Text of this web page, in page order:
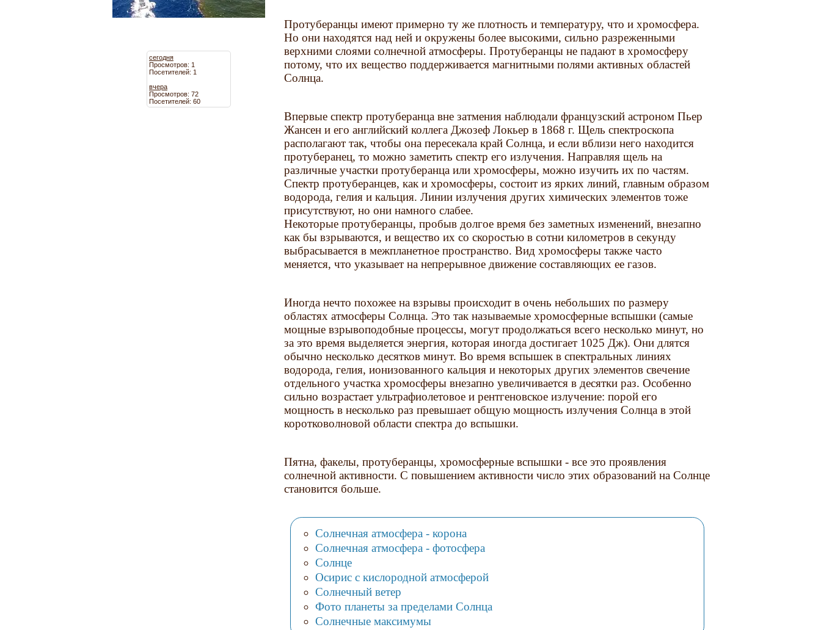
сегодня
Просмотров: 1
Посетителей: 1
вчера
Просмотров: 72
Посетителей: 60
Протуберанцы имеют примерно ту же плотность и температуру, что и хромосфера.
Но они находятся над ней и окружены более высокими, сильно разреженными
верхними слоями солнечной атмосферы. Протуберанцы не падают в хромосферу
потому, что их вещество поддерживается магнитными полями активных областей
Солнца.
Впервые спектр протуберанца вне затмения наблюдали французский астроном Пьер
Жансен и его английский коллега Джозеф Локьер в 1868 г. Щель спектроскопа
располагают так, чтобы она пересекала край Солнца, и если вблизи него находится
протуберанец, то можно заметить спектр его излучения. Направляя щель на
различные участки протуберанца или хромосферы, можно изучить их по частям.
Спектр протуберанцев, как и хромосферы, состоит из ярких линий, главным образом
водорода, гелия и кальция. Линии излучения других химических элементов тоже
присутствуют, но они намного слабее.
Некоторые протуберанцы, пробыв долгое время без заметных изменений, внезапно
как бы взрываются, и вещество их со скоростью в сотни километров в секунду
выбрасывается в межпланетное пространство. Вид хромосферы также часто
меняется, что указывает на непрерывное движение составляющих ее газов.
Иногда нечто похожее на взрывы происходит в очень небольших по размеру
областях атмосферы Солнца. Это так называемые хромосферные вспышки (самые
мощные взрывоподобные процессы, могут продолжаться всего несколько минут, но
за это время выделяется энергия, которая иногда достигает 1025 Дж). Они длятся
обычно несколько десятков минут. Во время вспышек в спектральных линиях
водорода, гелия, ионизованного кальция и некоторых других элементов свечение
отдельного участка хромосферы внезапно увеличивается в десятки раз. Особенно
сильно возрастает ультрафиолетовое и рентгеновское излучение: порой его
мощность в несколько раз превышает общую мощность излучения Солнца в этой
коротковолновой области спектра до вспышки.
Пятна, факелы, протуберанцы, хромосферные вспышки - все это проявления
солнечной активности. С повышением активности число этих образований на Солнце
становится больше.
Солнечная атмосфера - корона
Солнечная атмосфера - фотосфера
Солнце
Осирис с кислородной атмосферой
Солнечный ветер
Фото планеты за пределами Солнца
Солнечные максимумы